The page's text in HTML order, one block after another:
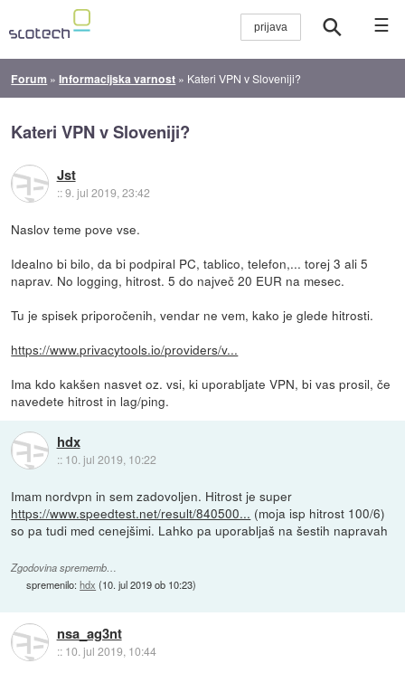
☰
Forum »Informacijska varnost » Kateri VPN v Sloveniji?
Kateri VPN v Sloveniji?
Jst
::9. jul 2019, 23:42
Naslov teme pove vse.
Idealno bi bilo, da bi podpiral PC, tablico, telefon,... torej 3 ali 5
naprav. No logging, hitrost. 5 do največ 20 EUR na mesec.
Tu je spisek priporočenih, vendar ne vem, kako je glede hitrosti.
https://www.privacytools.io/providers/v...
Ima kdo kakšen nasvet oz. vsi, ki uporabljate VPN, bi vas prosil, če
navedete hitrost in lag/ping.
hdx
:: 10. jul 2019, 10:22
Imam nordvpn in sem zadovoljen. Hitrost je super
https://www.speedtest.net/result/840500... (moja isp hitrost 100/6)
so pa tudi med cenejšimi. Lahko pa uporabljaš na šestih napravah
Zgodovina sprememb…
spremenilo:hdx (10. jul 2019 ob 10:23)
nsa_ag3nt
:: 10. jul 2019, 10:44